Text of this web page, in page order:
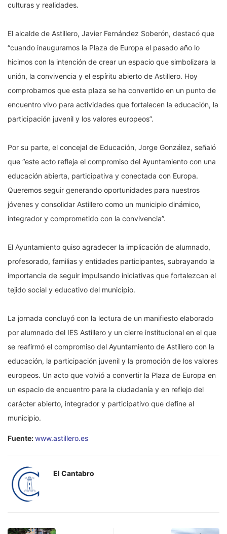
culturas y realidades.
El alcalde de Astillero, Javier Fernández Soberón, destacó que
“cuando inauguramos la Plaza de Europa el pasado año lo
hicimos con la intención de crear un espacio que simbolizara la
unión, la convivencia y el espíritu abierto de Astillero. Hoy
comprobamos que esta plaza se ha convertido en un punto de
encuentro vivo para actividades que fortalecen la educación, la
participación juvenil y los valores europeos”.
Por su parte, el concejal de Educación, Jorge González, señaló
que “este acto refleja el compromiso del Ayuntamiento con una
educación abierta, participativa y conectada con Europa.
Queremos seguir generando oportunidades para nuestros
jóvenes y consolidar Astillero como un municipio dinámico,
integrador y comprometido con la convivencia”.
El Ayuntamiento quiso agradecer la implicación de alumnado,
profesorado, familias y entidades participantes, subrayando la
importancia de seguir impulsando iniciativas que fortalezcan el
tejido social y educativo del municipio.
La jornada concluyó con la lectura de un manifiesto elaborado
por alumnado del IES Astillero y un cierre institucional en el que
se reafirmó el compromiso del Ayuntamiento de Astillero con la
educación, la participación juvenil y la promoción de los valores
europeos. Un acto que volvió a convertir la Plaza de Europa en
un espacio de encuentro para la ciudadanía y en reflejo del
carácter abierto, integrador y participativo que define al
municipio.
Fuente:www.astillero.es
El Cantabro